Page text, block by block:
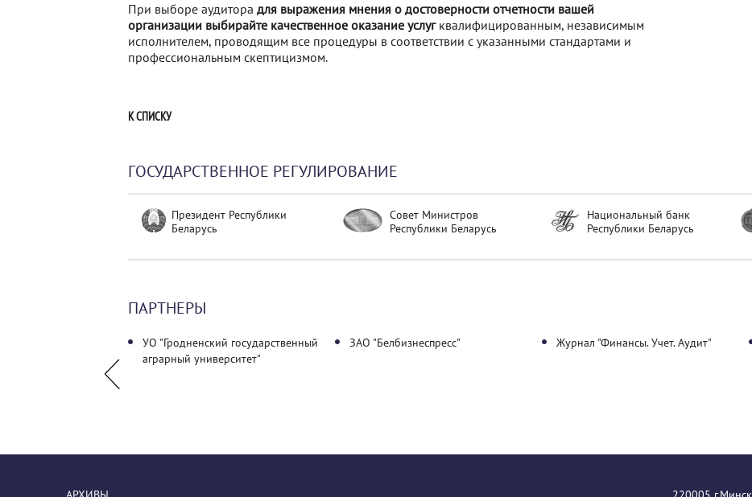
При выборе аудитора для выражения мнения о достоверности отчетности вашей
организации выбирайте качественное оказание услугквалифицированным, независимым
исполнителем, проводящим все процедуры в соответствии с указанными стандартами и
профессиональным скептицизмом.
К СПИСКУ
ГОСУДАРСТВЕННОЕ РЕГУЛИРОВАНИЕ
Президент Республики
Беларусь
Совет Министров
Республики Беларусь
Национальный банк
Республики Беларусь
ПАРТНЕРЫ
УО "Гродненский государственный
аграрный университет"
ЗАО "Белбизнеспресс" Журнал "Финансы. Учет. Аудит"